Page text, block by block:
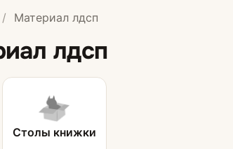
Материал лдсп
лдсп
Столы книжки